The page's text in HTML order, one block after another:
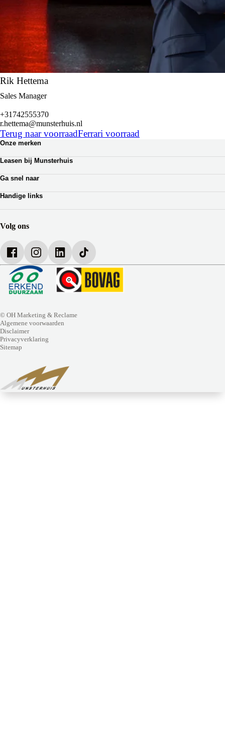
Rik Hettema
Sales Manager
+31742555370
r.hettema@munsterhuis.nl
Terug naar voorraadFerrari voorraad
Onze merken
Dacia
Ferrari
Leasen bij Munsterhuis
Private lease
Shortlease
Ga snel naar
Webshop auto onderdelen
Handige links
Bedrijfsbrochure
Volg ons
© OH Marketing & Reclame
Algemene voorwaarden
Disclaimer
Privacyverklaring
Sitemap